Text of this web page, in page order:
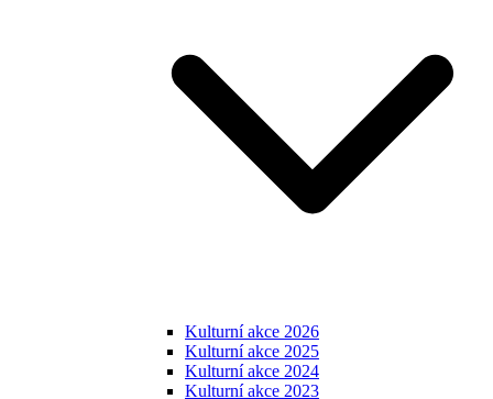
Kulturní akce 2026
Kulturní akce 2025
Kulturní akce 2024
Kulturní akce 2023